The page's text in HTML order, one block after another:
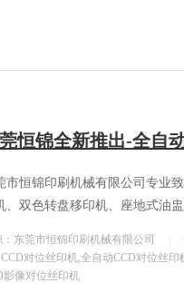
恒锦全新推出-全自
市恒锦印刷机械有限公司专业
、双色转盘移印机、座地式油
：东莞市恒锦印刷机械有限公司
CCD对位丝印机,全自动CCD对位丝
影像对位丝印机